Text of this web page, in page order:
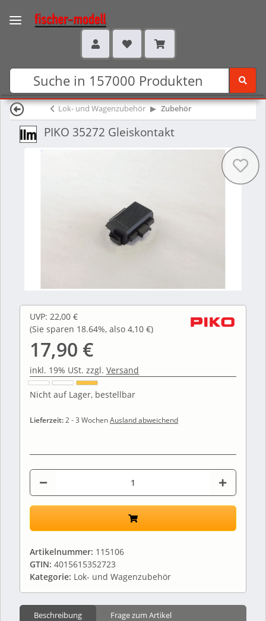
Lok- und Wagenzubehör Zubehör
PIKO 35272 Gleiskontakt
UVP: 22,00 €
(Sie sparen 18.64%, also 4,10 €)
17,90 €
inkl. 19% USt. zzgl. Versand
Nicht auf Lager, bestellbar
Lieferzeit:2 - 3 WochenAusland abweichend
Artikelnummer: 115106
GTIN: 4015615352723
Kategorie: Lok- und Wagenzubehör
Beschreibung Frage zum Artikel